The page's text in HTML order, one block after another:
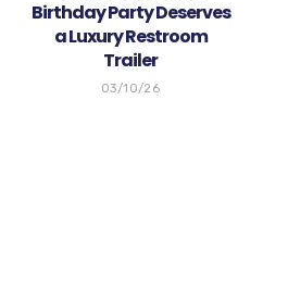
Birthday Party Deserves
a Luxury Restroom
Trailer
03/10/26